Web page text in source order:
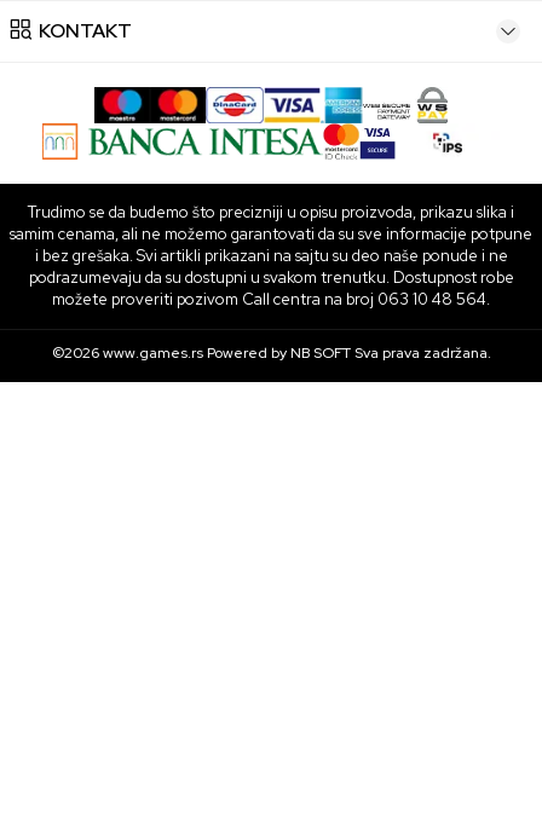
KONTAKT
Trudimo se da budemo što precizniji u opisu proizvoda, prikazu slika i
samim cenama, ali ne možemo garantovati da su sve informacije potpune
i bez grešaka. Svi artikli prikazani na sajtu su deo naše ponude i ne
podrazumevaju da su dostupni u svakom trenutku. Dostupnost robe
možete proveriti pozivom Call centra na broj 063 10 48 564.
©2026www.games.rs Powered byNB SOFTSva prava zadržana.